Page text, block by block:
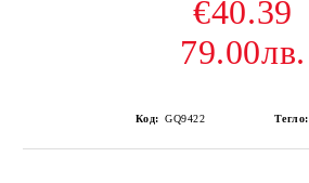
€40.39
79.00лв.
Код: GQ9422 Тегло: